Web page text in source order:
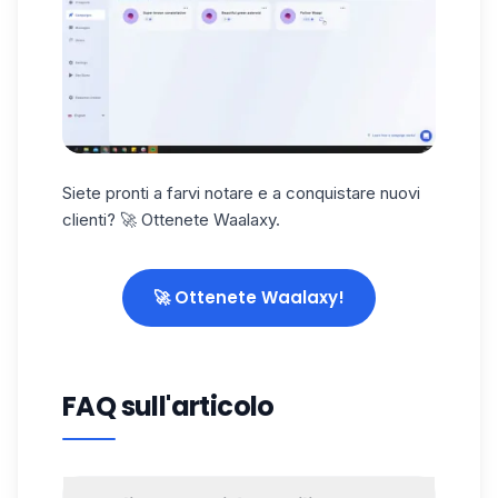
Siete pronti a farvi notare e a conquistare nuovi
clienti? 🚀 Ottenete Waalaxy.
🚀 Ottenete Waalaxy!
FAQ sull'articolo